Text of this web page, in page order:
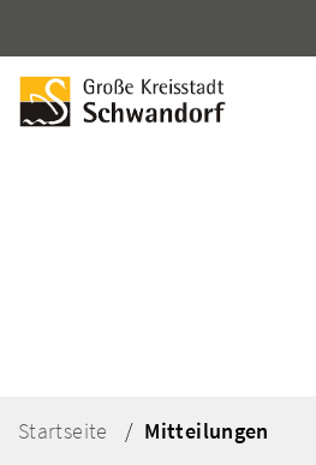
Startseite Mitteilungen